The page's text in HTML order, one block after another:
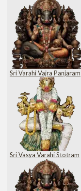
Sri Varahi Vajra Panjaram
Sri Vasya Varahi Stotram